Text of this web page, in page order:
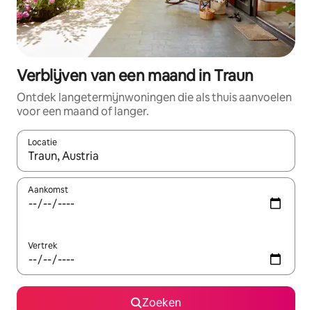
Verblijven van een maand in Traun
Ontdek langetermijnwoningen die als thuis aanvoelen
voor een maand of langer.
Locatie
Wanneer er resultaten beschikbaar zijn, maak je een keuze
Aankomst
Vertrek
Zoeken